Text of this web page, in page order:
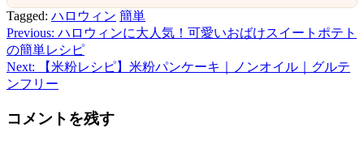
Tagged: ハロウィン 簡単
投
稿
ナ
ビ
Previous: ハロウィンに大人気！可愛いおばけスイートポテト
の簡単レシピ
Next:
【米粉レシピ】米粉パンケーキ｜ノンオイル｜グルテ
ンフリー
コメントを残す